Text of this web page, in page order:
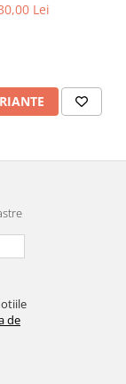
Lei
de